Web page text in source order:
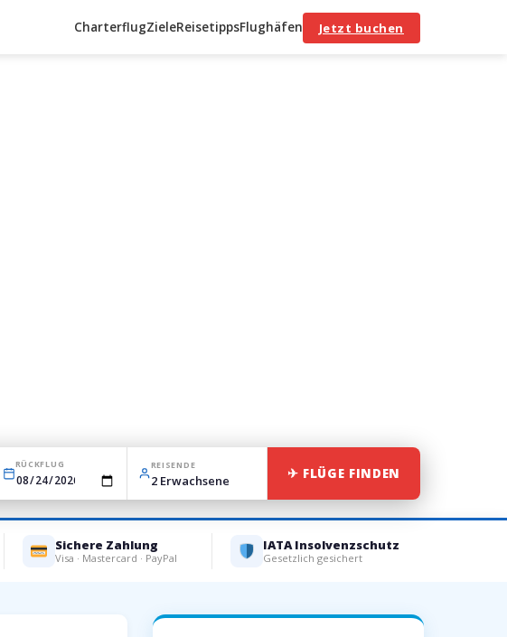
CharterflugZieleReisetippsFlughäfen Jetzt buchen
RÜCKFLUG REISENDE
✈ FLÜGE FINDEN
Sichere Zahlung
Visa · Mastercard · PayPal
IATA Insolvenzschutz
Gesetzlich gesichert